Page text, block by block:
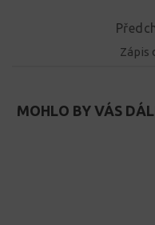
Zápis
MOHLO BY VÁS